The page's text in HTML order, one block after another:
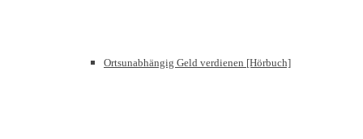
Ortsunabhängig Geld verdienen [Hörbuch]